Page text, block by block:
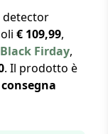
detector
€ 109,99,
Black Firday,
. Il prodotto è
consegna